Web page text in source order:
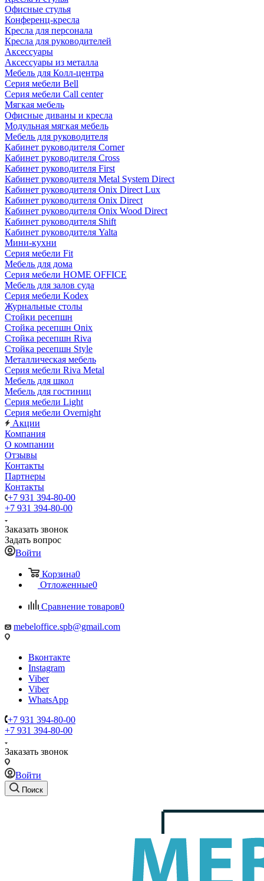
Офисные стулья
Конференц-кресла
Кресла для персонала
Кресла для руководителей
Аксессуары
Аксессуары из металла
Мебель для Колл-центра
Серия мебели Bell
Серия мебели Call center
Мягкая мебель
Офисные диваны и кресла
Модульная мягкая мебель
Мебель для руководителя
Кабинет руководителя Corner
Кабинет руководителя Cross
Кабинет руководителя First
Кабинет руководителя Metal System Direct
Кабинет руководителя Onix Direct Lux
Кабинет руководителя Onix Direct
Кабинет руководителя Onix Wood Direct
Кабинет руководителя Shift
Кабинет руководителя Yalta
Мини-кухни
Серия мебели Fit
Мебель для дома
Серия мебели HOME OFFICE
Мебель для залов суда
Серия мебели Kodex
Журнальные столы
Стойки ресепшн
Стойка ресепшн Onix
Стойка ресепшн Riva
Стойка ресепшн Style
Металлическая мебель
Серия мебели Riva Metal
Мебель для школ
Мебель для гостиниц
Серия мебели Light
Серия мебели Overnight
Акции
Компания
О компании
Отзывы
Контакты
Партнеры
Контакты
+7 931 394-80-00
+7 931 394-80-00
Заказать звонок
Задать вопрос
Войти
Корзина0
Отложенные0
Сравнение товаров0
mebeloffice.spb@gmail.com
Вконтакте
Instagram
Viber
Viber
WhatsApp
+7 931 394-80-00
+7 931 394-80-00
Заказать звонок
Войти
Поиск